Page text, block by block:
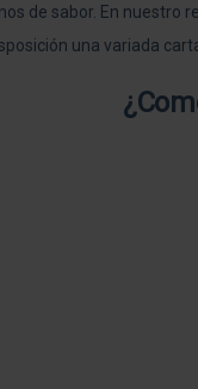
de sabor. En nuestro
una variada